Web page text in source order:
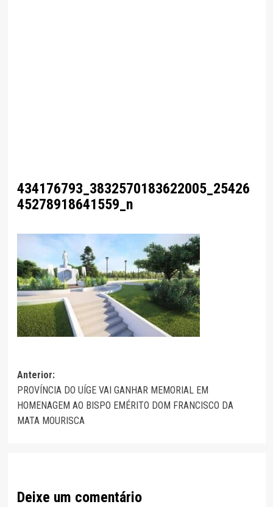
434176793_3832570183622005_25426
45278918641559_n
Navegação
de
artigos
Anterior:
PROVÍNCIA DO UÍGE VAI GANHAR MEMORIAL EM
HOMENAGEM AO BISPO EMÉRITO DOM FRANCISCO DA
MATA MOURISCA
Deixe um comentário